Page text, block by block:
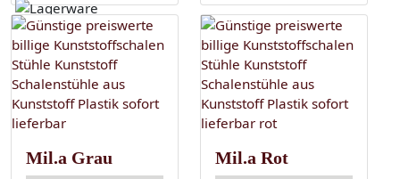
Mil.a Grau Mil.a Rot